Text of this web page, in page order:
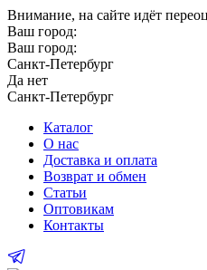
Внимание, на сайте идёт
Ваш город:
Ваш город:
Санкт-Петербург
Да нет
Санкт-Петербург
Каталог
О нас
Доставка и оплата
Возврат и обмен
Статьи
Оптовикам
Контакты